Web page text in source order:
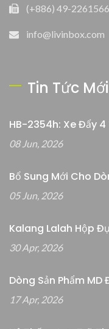
(+886) 49-2261566
info@livinbox.com
Tin Tức
HB-2354h: Xe Đẩy
08 Jun, 2026
Bổ Sung Mới Cho
05 Jun, 2026
Kalang Lalah Hộp
30 Apr, 2026
Dòng Sản Phẩm
17 Apr, 2026